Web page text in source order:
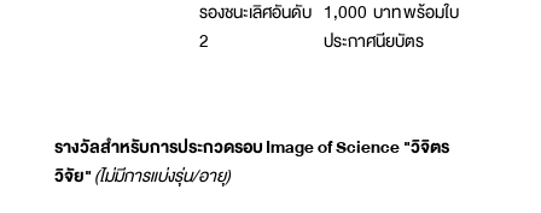
รองชนะเลิศอันดับ
2
1,000 บาท พร้อมใบ
ประกาศนียบัตร
รางวัลสำหรับการประกวดรอบ Image of Science "วิจิตร
วิจัย"(ไม่มีการแบ่งรุ่น/อายุ)